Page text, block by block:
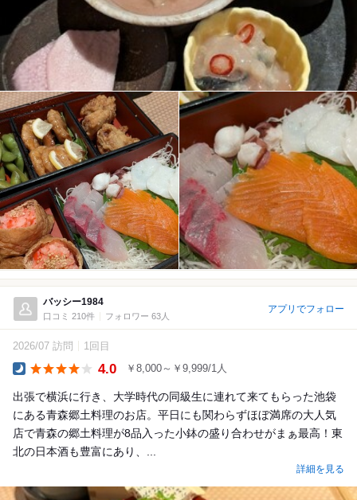
バッシー1984
口コミ 210件 フォロワー 63人
アプリでフォロー
2026/07 訪問 1回目
4.0 ￥8,000～￥9,999/1人
出張で横浜に行き、大学時代の同級生に連れて来てもらった池袋
にある青森郷土料理のお店。平日にも関わらずほぼ満席の大人気
店で青森の郷土料理が8品入った小鉢の盛り合わせがまぁ最高！東
北の日本酒も豊富にあり、...
詳細を見る